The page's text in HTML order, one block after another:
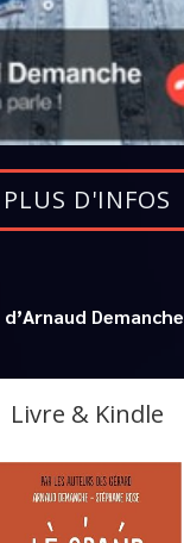
PLUS D'INFOS
Demanche
Livre & Kindle